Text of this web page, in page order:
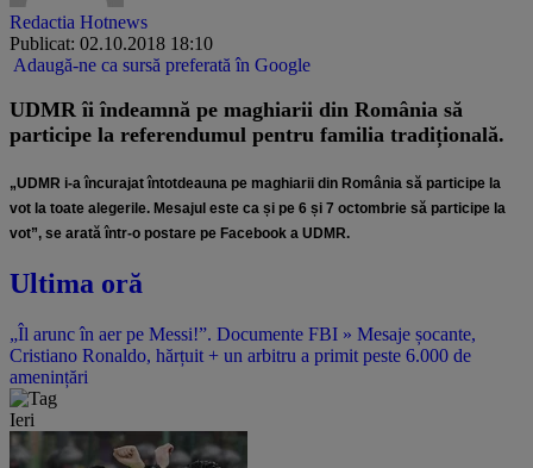
Redactia Hotnews
Publicat: 02.10.2018 18:10
Adaugă-ne ca sursă preferată în Google
UDMR îi îndeamnă pe maghiarii din România să
participe la referendumul pentru familia tradițională.
„UDMR i-a încurajat întotdeauna pe maghiarii din România să participe la
vot la toate alegerile. Mesajul este ca și pe 6 și 7 octombrie să participe la
vot”, se arată într-o postare pe Facebook a UDMR.
Ultima oră
„Îl arunc în aer pe Messi!”. Documente FBI » Mesaje șocante,
Cristiano Ronaldo, hărțuit + un arbitru a primit peste 6.000 de
amenințări
Ieri